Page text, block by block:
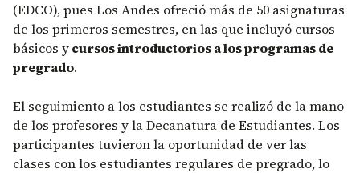
(EDCO), pues Los Andes ofreció más de 50 asignaturas
de los primeros semestres, en las que incluyó cursos
básicos ycursos introductorios a los programas de
pregrado.
El seguimiento a los estudiantes se realizó de la mano
de los profesores y laDecanatura de Estudiantes. Los
participantes tuvieron la oportunidad de ver las
clases con los estudiantes regulares de pregrado, lo